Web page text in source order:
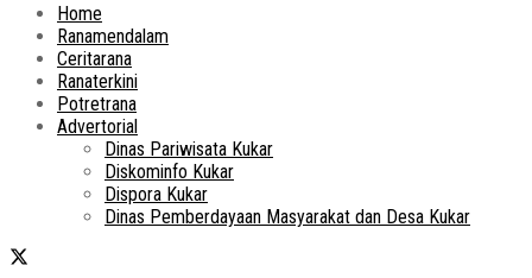
Home
Ranamendalam
Ceritarana
Ranaterkini
Potretrana
Advertorial
Dinas Pariwisata Kukar
Diskominfo Kukar
Dispora Kukar
Dinas Pemberdayaan Masyarakat dan Desa Kukar